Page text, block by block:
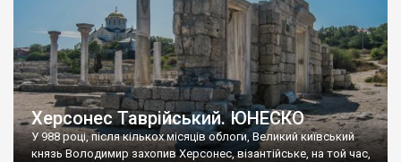
Херсонес Таврійський. ЮНЕСКО
У 988 році, після кількох місяців облоги, Великий київський
князь Володимир захопив Херсонес, візантійське, на той час,